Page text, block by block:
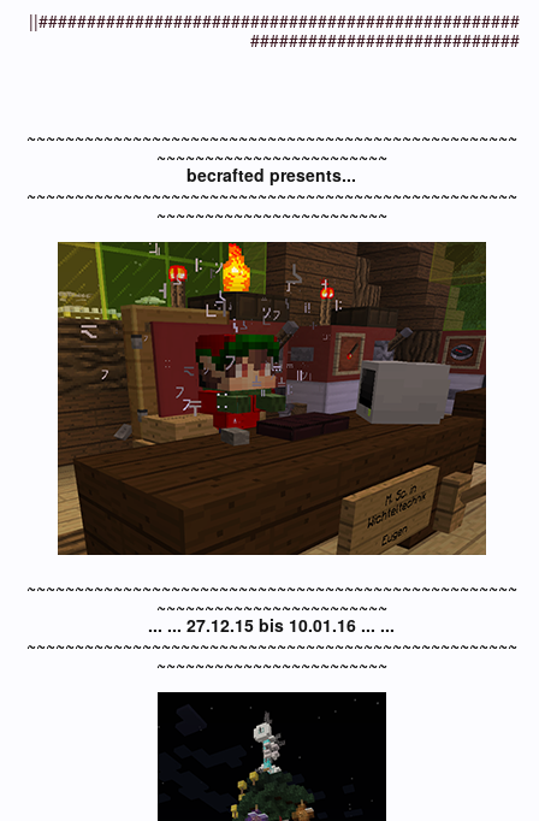
||##################################################
############################
~~~~~~~~~~~~~~~~~~~~~~~~~~~~~~~~~~~~~~~~~~~~~~~~~~~
~~~~~~~~~~~~~~~~~~~~~~~~
becrafted presents...
~~~~~~~~~~~~~~~~~~~~~~~~~~~~~~~~~~~~~~~~~~~~~~~~~~~
~~~~~~~~~~~~~~~~~~~~~~~~
~~~~~~~~~~~~~~~~~~~~~~~~~~~~~~~~~~~~~~~~~~~~~~~~~~~
~~~~~~~~~~~~~~~~~~~~~~~~
... ... 27.12.15 bis 10.01.16 ... ...
~~~~~~~~~~~~~~~~~~~~~~~~~~~~~~~~~~~~~~~~~~~~~~~~~~~
~~~~~~~~~~~~~~~~~~~~~~~~